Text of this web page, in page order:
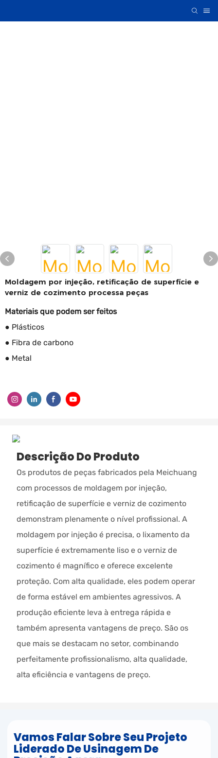
Moldagem por injeção, retificação de superfície e
verniz de cozimento processa peças
Materiais que podem ser feitos
● Plásticos
● Fibra de carbono
● Metal
Descrição Do Produto
Os produtos de peças fabricados pela Meichuang
com processos de moldagem por injeção,
retificação de superfície e verniz de cozimento
demonstram plenamente o nível profissional. A
moldagem por injeção é precisa, o lixamento da
superfície é extremamente liso e o verniz de
cozimento é magnífico e oferece excelente
proteção. Com alta qualidade, eles podem operar
de forma estável em ambientes agressivos. A
produção eficiente leva à entrega rápida e
também apresenta vantagens de preço. São os
que mais se destacam no setor, combinando
perfeitamente profissionalismo, alta qualidade,
alta eficiência e vantagens de preço.
Vamos Falar Sobre Seu Projeto
Liderado De Usinagem De